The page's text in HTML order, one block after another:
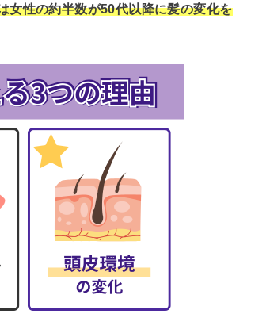
女性の約半数が50代以降に髪の変化を